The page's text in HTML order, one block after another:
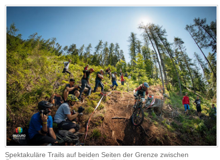
Spektakuläre Trails auf beiden Seiten der Grenze zwischen